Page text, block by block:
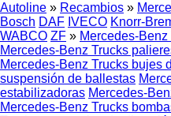
Autoline » Recambios »
Bosch DAF IVECO Knorr-
WABCO ZF » Mercedes-
Mercedes-Benz Trucks
Mercedes-Benz Trucks bujes
suspensión de ballestas
estabilizadoras Mercedes-
Mercedes-Benz Trucks